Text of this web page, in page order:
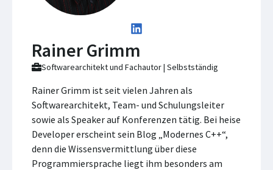
Rainer Grimm
Softwarearchitekt und Fachautor | Selbstständig
Rainer Grimm ist seit vielen Jahren als
Softwarearchitekt, Team- und Schulungsleiter
sowie als Speaker auf Konferenzen tätig. Bei heise
Developer erscheint sein Blog „Modernes C++“,
denn die Wissensvermittlung über diese
Programmiersprache liegt ihm besonders am